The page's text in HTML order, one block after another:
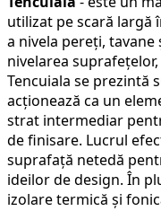
utilizat pe scară largă
a nivela pereți,
nivelarea
Tencuiala se prezintă
acționează ca un
strat intermediar
de finisare. Lucrul
suprafață netedă
ideilor de design. În
izolare termică și